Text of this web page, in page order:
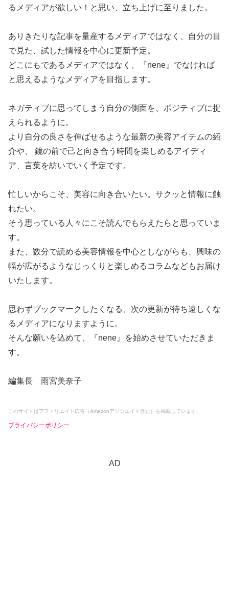
るメディアが欲しい！と思い、立ち上げに至りました。
ありきたりな記事を量産するメディアではなく、自分の目
で見た、試した情報を中心に更新予定。
どこにもであるメディアではなく、『nene』でなければ
と思えるようなメディアを目指します。
ネガティブに思ってしまう自分の側面を、ポジティブに捉
えられるように。
より自分の良さを伸ばせるような最新の美容アイテムの紹
介や、 鏡の前で己と向き合う時間を楽しめるアイディ
ア、言葉を紡いでいく予定です。
忙しいからこそ、美容に向き合いたい。サクッと情報に触
れたい。
そう思っている人々にこそ読んでもらえたらと思っていま
す。
また、数分で読める美容情報を中心としながらも、興味の
幅が広がるようなじっくりと楽しめるコラムなどもお届け
いたします。
思わずブックマークしたくなる、次の更新が待ち遠しくな
るメディアになりますように。
そんな願いを込めて、『nene』を始めさせていただきま
す。
編集長 雨宮美奈子
このサイトはアフィリエイト広告（Amazonアソシエイト含む）を掲載しています。
プライバシーポリシー
AD